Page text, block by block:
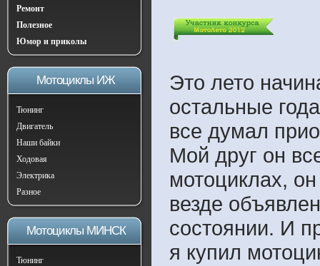
Ремонт
Полезное
Юмор и приколы
Мотоциклы ИЖ
Тюнинг
Двигатель
Наши байки
Ходовая
Электрика
Разное
Мотоциклы МИНСК
Тюнинг
Это лето
остальные
все думал
Мой друг он
мотоциклах,
везде
состоянии. И
я купил